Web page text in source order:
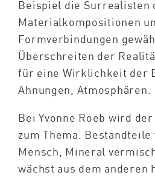
Beispiel die Surrealisten
Materialkompositionen
Formverbindungen
Überschreiten der
für eine Wirklichkeit der
Ahnungen, Atmosphären.
Bei Yvonne Roeb wird
zum Thema. Bestandteile
Mensch, Mineral
wächst aus dem anderen